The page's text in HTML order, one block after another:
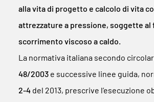
alla vita di progetto e calcolo di vita
attrezzature a pressione, soggette al
scorrimento viscoso a caldo.
La normativa italiana secondo
48/2003e successive linee guida,
2-4del 2013, prescrive l’esecuzione